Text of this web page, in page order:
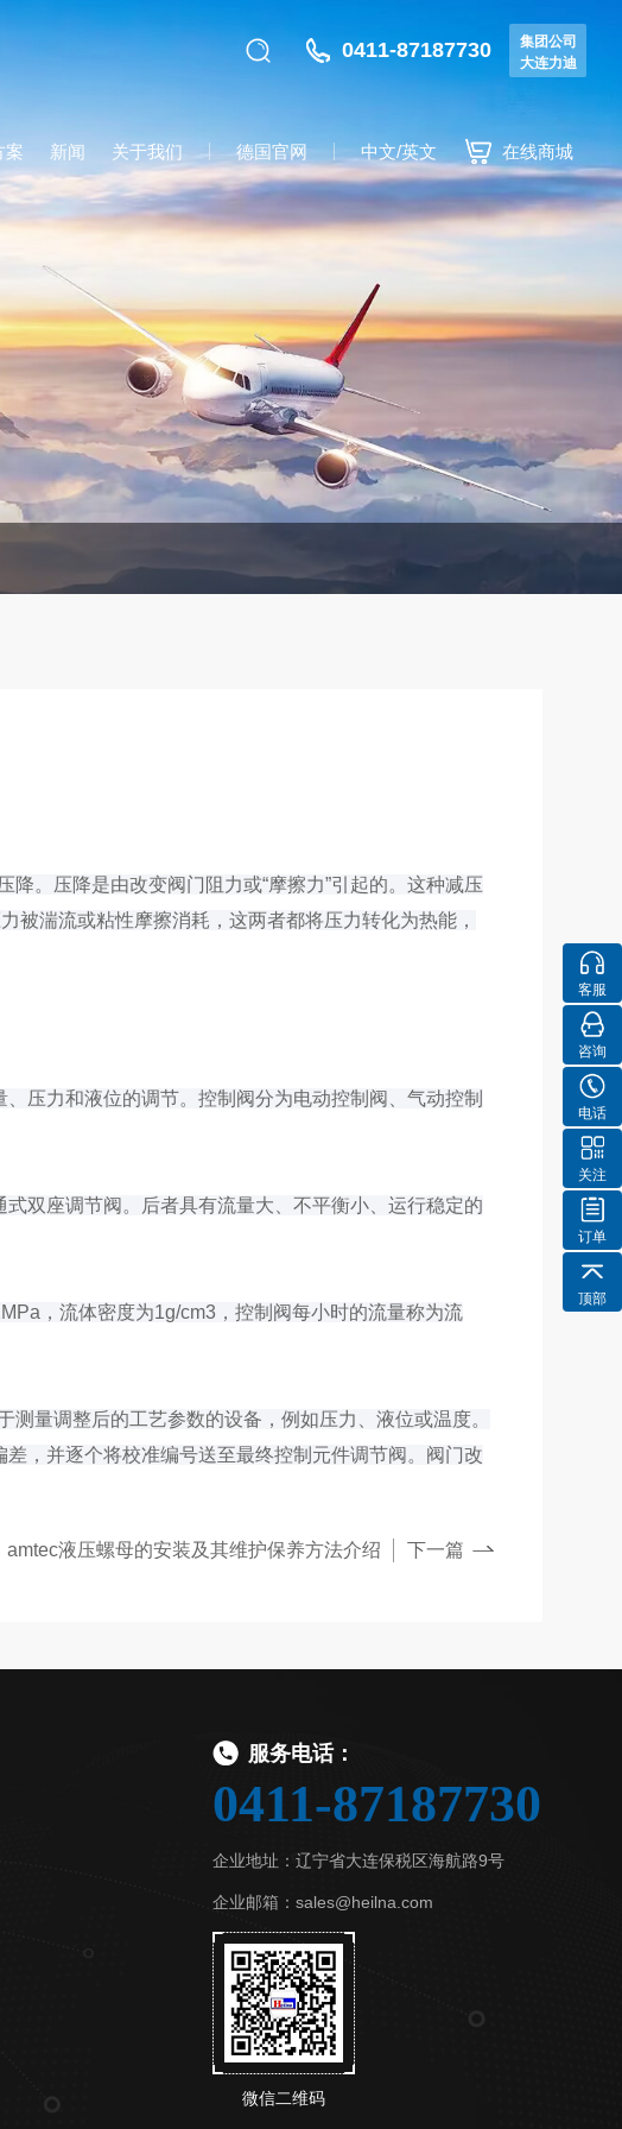
集团公司
大连力迪
0411-87187730
案 新闻 关于我们 德国官网 中文/英文 在线商城
。压降是由改变阀门阻力或“摩擦力”引起的。这种减压
被湍流或粘性摩擦消耗，这两者都将压力转化为热能，
压力和液位的调节。控制阀分为电动控制阀、气动控制
双座调节阀。后者具有流量大、不平衡小、运行稳定的
，流体密度为1g/cm3，控制阀每小时的流量称为流
量调整后的工艺参数的设备，例如压力、液位或温度。
，并逐个将校准编号送至最终控制元件调节阀。阀门改
下一篇
amtec液压螺母的安装及其维护保养方法介绍
服务电话：
0411-87187730
企业地址：辽宁省大连保税区海航路9号
企业邮箱：sales@heilna.com
微信二维码
客服
咨询
电话
关注
订单
顶部